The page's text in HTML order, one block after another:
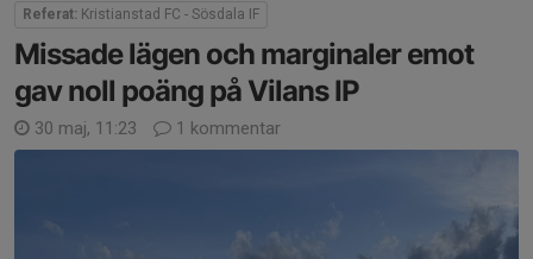
Referat: Kristianstad FC - Sösdala IF
Missade lägen och marginaler emot
gav noll poäng på Vilans IP
30 maj, 11:23 1 kommentar